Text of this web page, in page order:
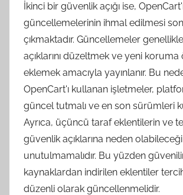
İkinci bir güvenlik açığı ise,
güncellemelerinin ihmal edilmesi
çıkmaktadır. Güncellemeler
açıklarını düzeltmek ve yeni
eklemek amacıyla yayınlanır. Bu
OpenCart'ı kullanan işletmeler,
güncel tutmalı ve en son sürümleri
Ayrıca, üçüncü taraf eklentilerin ve
güvenlik açıklarına neden olabileceği
unutulmamalıdır. Bu yüzden
kaynaklardan indirilen eklentiler
düzenli olarak güncellenmelidir.